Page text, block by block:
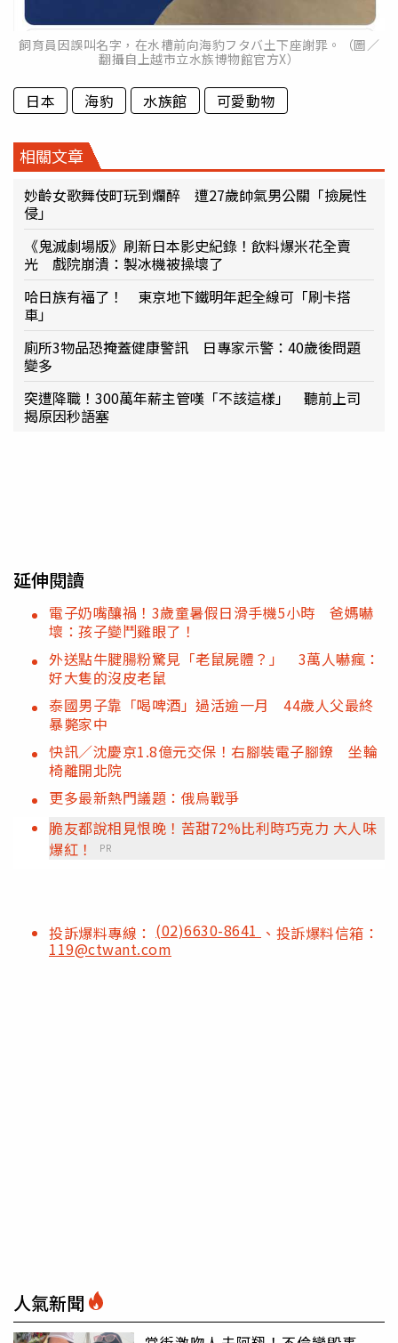
飼育員因誤叫名字，在水槽前向海豹フタバ土下座謝罪。（圖／
翻攝自上越市立水族博物館官方X）
日本 海豹 水族館 可愛動物
相關文章
妙齡女歌舞伎町玩到爛醉 遭27歲帥氣男公關「撿屍性
侵」
《鬼滅劇場版》刷新日本影史紀錄！飲料爆米花全賣
光 戲院崩潰：製冰機被操壞了
哈日族有福了！ 東京地下鐵明年起全線可「刷卡搭
車」
廁所3物品恐掩蓋健康警訊 日專家示警：40歲後問題
變多
突遭降職！300萬年薪主管嘆「不該這樣」 聽前上司
揭原因秒語塞
延伸閱讀
電子奶嘴釀禍！3歲童暑假日滑手機5小時 爸媽嚇
壞：孩子變鬥雞眼了！
外送點牛腱腸粉驚見「老鼠屍體？」 3萬人嚇瘋：
好大隻的沒皮老鼠
泰國男子靠「喝啤酒」過活逾一月 44歲人父最終
暴斃家中
快訊／沈慶京1.8億元交保！右腳裝電子腳鐐 坐輪
椅離開北院
更多最新熱門議題：俄烏戰爭
脆友都說相見恨晚！苦甜72%比利時巧克力 大人味
爆紅！
PR
投訴爆料專線： (02)6630-8641 、投訴爆料信箱：
119@ctwant.com
人氣新聞